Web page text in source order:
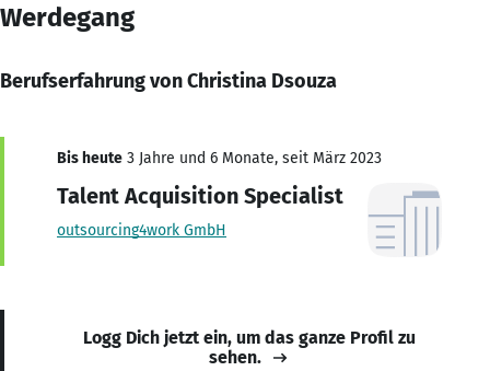
Werdegang
Berufserfahrung von Christina Dsouza
Bis heute 3 Jahre und 6 Monate, seit März 2023
Talent Acquisition Specialist
outsourcing4work GmbH
Logg Dich jetzt ein, um das ganze Profil zu
sehen.